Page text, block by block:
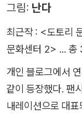
그림: 난다
최근작 : <도토리
문화센터 2> … 총
개인 블로그에서
같이 등장했다. 팬
내레이션으로 대표